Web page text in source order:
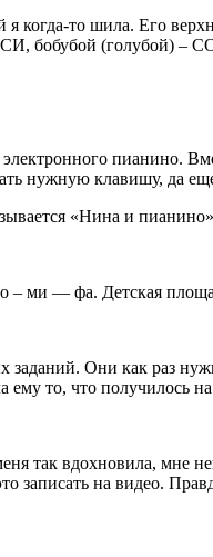
я когда-то шила. Его
(голубой) –
электронного пианино.
нужную клавишу, да
«Нина и
– ми — фа. Детская
Они как раз
ему то, что получилось
так вдохновила, мне
записать на видео.